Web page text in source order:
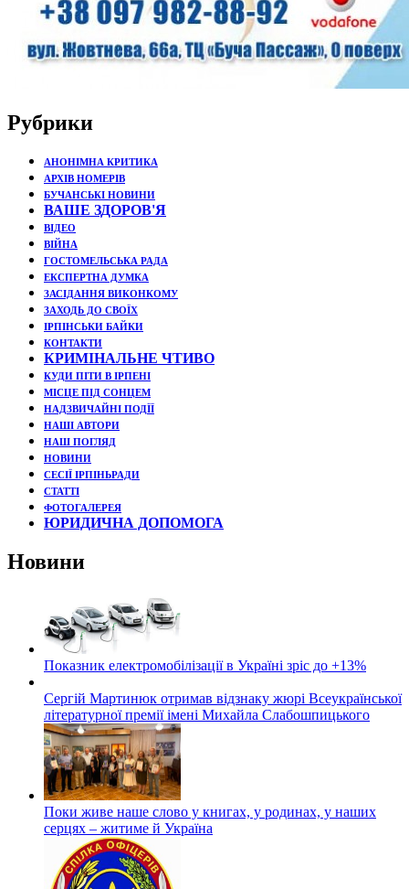
Рубрики
АНОНІМНА КРИТИКА
АРХІВ НОМЕРІВ
БУЧАНСЬКІ НОВИНИ
ВАШЕ ЗДОРОВ'Я
ВІДЕО
ВІЙНА
ГОСТОМЕЛЬСЬКА РАДА
ЕКСПЕРТНА ДУМКА
ЗАСІДАННЯ ВИКОНКОМУ
ЗАХОДЬ ДО СВОЇХ
ІРПІНСЬКИ БАЙКИ
КОНТАКТИ
КРИМІНАЛЬНЕ ЧТИВО
КУДИ ПІТИ В ІРПЕНІ
МІСЦЕ ПІД СОНЦЕМ
НАДЗВИЧАЙНІ ПОДЇЇ
НАШІ АВТОРИ
НАШ ПОГЛЯД
НОВИНИ
СЕСІЇ ІРПІНЬРАДИ
СТАТТІ
ФОТОГАЛЕРЕЯ
ЮРИДИЧНА ДОПОМОГА
Новини
Показник електромобілізації в Україні зріс до +13%
Сергій Мартинюк отримав відзнаку жюрі Всеукраїнської
літературної премії імені Михайла Слабошпицького
Поки живе наше слово у книгах, у родинах, у наших
серцях – житиме й Україна